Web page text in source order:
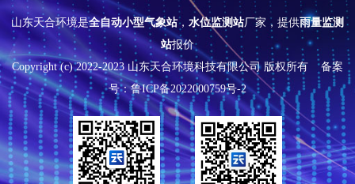
山东天合环境是全自动小型气象站， 水位监测站厂家，提供雨量监测
站报价
Copyright (c) 2022-2023 山东天合环境科技有限公司 版权所有备案
号：鲁ICP备2022000759号-2